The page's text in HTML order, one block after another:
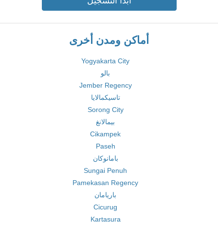
أماكن ومدن أخرى
Yogyakarta City
بالو
Jember Regency
تاسيكمالايا
Sorong City
بيمالانغ
Cikampek
Paseh
بامانوكان
Sungai Penuh
Pamekasan Regency
باريامان
Cicurug
Kartasura